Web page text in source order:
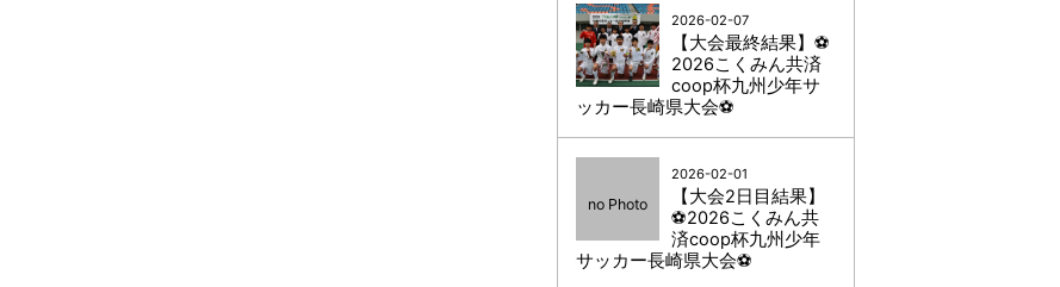
2026-02-07
【大会最終結果】⚽
2026こくみん共済
coop杯九州少年サ
ッカー長崎県大会⚽
no Photo
2026-02-01
【大会2日目結果】
⚽2026こくみん共
済coop杯九州少年
サッカー長崎県大会⚽